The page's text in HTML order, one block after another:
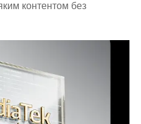
контентом без